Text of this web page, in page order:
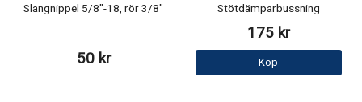
Slangnippel 5/8"-18, rör 3/8"
50 kr
Stötdämparbussning
175 kr
Köp